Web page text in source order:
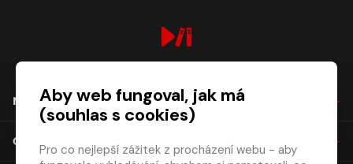
NÁKUP
O SPOLEČNOSTI
Aby web fungoval, jak má
(souhlas s cookies)
Pro co nejlepší zážitek z procházení webu - aby